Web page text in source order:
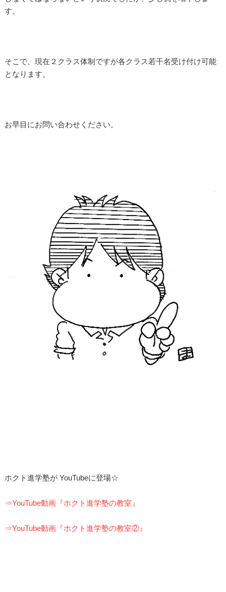
す。
そこで、現在２クラス体制ですが各クラス若干名受け付け可能
となります。
お早目にお問い合わせください。
ホクト進学塾が YouTubeに登場☆
⇒YouTube動画『ホクト進学塾の教室』
⇒YouTube動画『ホクト進学塾の教室②』